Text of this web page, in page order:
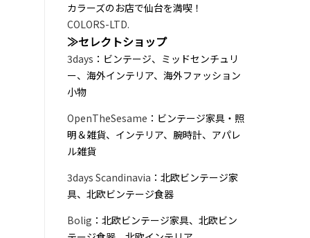
カラーズのお店で仙台を満喫！
COLORS-LTD.
≫セレクトショップ
3days ：ビンテージ、ミッドセンチュリ
ー、海外インテリア、海外ファッション
小物
OpenTheSesame ：ビンテージ家具・照
明＆雑貨、インテリア、腕時計、アパレ
ル雑貨
3days Scandinavia ：北欧ビンテージ家
具、北欧ビンテージ食器
Bolig ：北欧ビンテージ家具、北欧ビン